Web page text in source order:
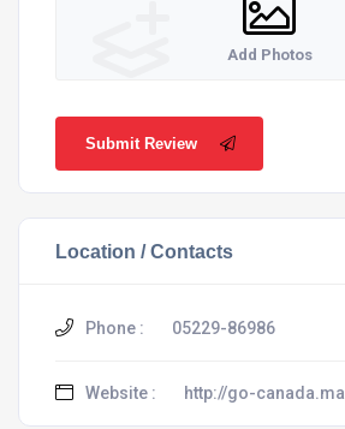
Add Photos
Submit Review
Location / Contacts
Phone : 05229-86986
Website : http://go-canada.ma